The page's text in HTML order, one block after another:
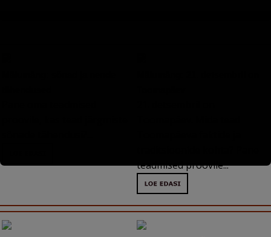
teadmised proovile...